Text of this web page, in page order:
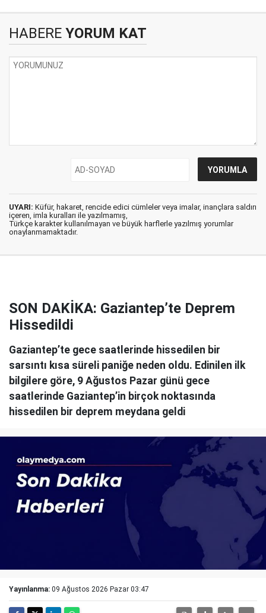
HABERE YORUM KAT
UYARI: Küfür, hakaret, rencide edici cümleler veya imalar, inançlara saldırı
içeren, imla kuralları ile yazılmamış,
Türkçe karakter kullanılmayan ve büyük harflerle yazılmış yorumlar
onaylanmamaktadır.
SON DAKİKA: Gaziantep’te Deprem
Hissedildi
Gaziantep’te gece saatlerinde hissedilen bir
sarsıntı kısa süreli paniğe neden oldu. Edinilen ilk
bilgilere göre, 9 Ağustos Pazar günü gece
saatlerinde Gaziantep’in birçok noktasında
hissedilen bir deprem meydana geldi
Yayınlanma: 09 Ağustos 2026 Pazar 03:47